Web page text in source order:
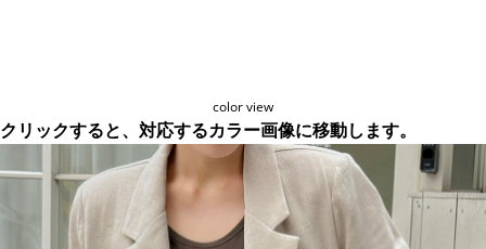
color view
クリックすると、対応するカラー画像に移動します。